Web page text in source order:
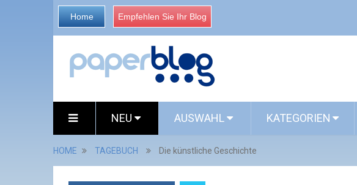
Home Empfehlen Sie Ihr Blog
NEU AUSWAHL KATEGORIEN
HOME TAGEBUCH Die künstliche Geschichte